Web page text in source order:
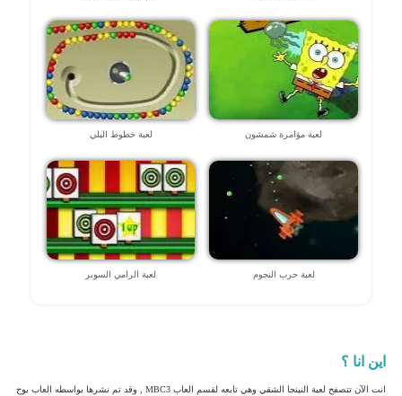
لعبة مؤامرة شمشون لعبة خطوط البلي
لعبة حرب النجوم لعبة الرامي السوبر
اين انا ؟
انت الآن تتصفح لعبة النينجا الشقي وهي تابعه لقسم العاب MBC3 , وقد تم نشرها بواسطه العاب بوح